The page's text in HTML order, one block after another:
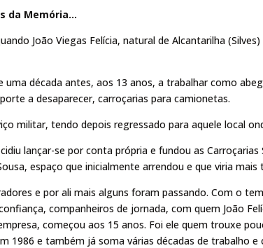
da Memória…
João Viegas Felícia, natural de Alcantarilha
uma década antes, aos 13 anos, a trabalhar como
a desaparecer, carroçarias para camionetas.
militar, tendo depois regressado para aquele local
lançar-se por conta própria e fundou as
espaço que inicialmente arrendou e que viria mais
e por ali mais alguns foram passando. Com o
companheiros de jornada, com quem João
começou aos 15 anos. Foi ele quem trouxe
1986 e também já soma várias décadas de trabalho